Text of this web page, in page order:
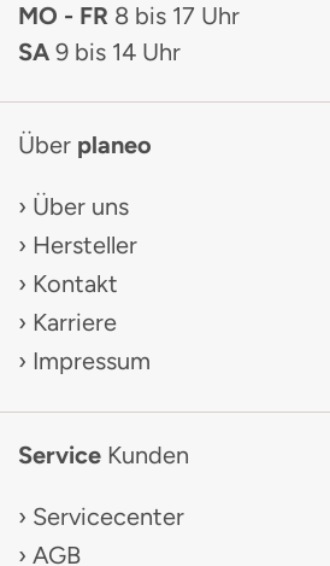
MO - FR 8 bis 17 Uhr
SA 9 bis 14 Uhr
Über planeo
Über uns
Hersteller
Kontakt
Karriere
Impressum
Service Kunden
Servicecenter
AGB